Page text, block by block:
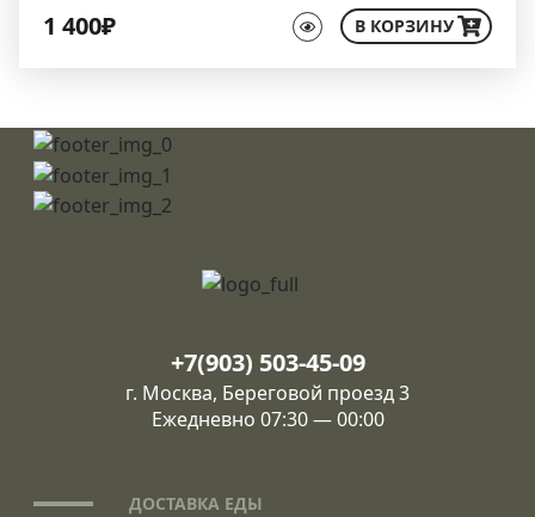
1 400₽ В КОРЗИНУ
+7(903) 503-45-09
г. Москва, Береговой проезд 3
Ежедневно 07:30 — 00:00
ДОСТАВКА ЕДЫ